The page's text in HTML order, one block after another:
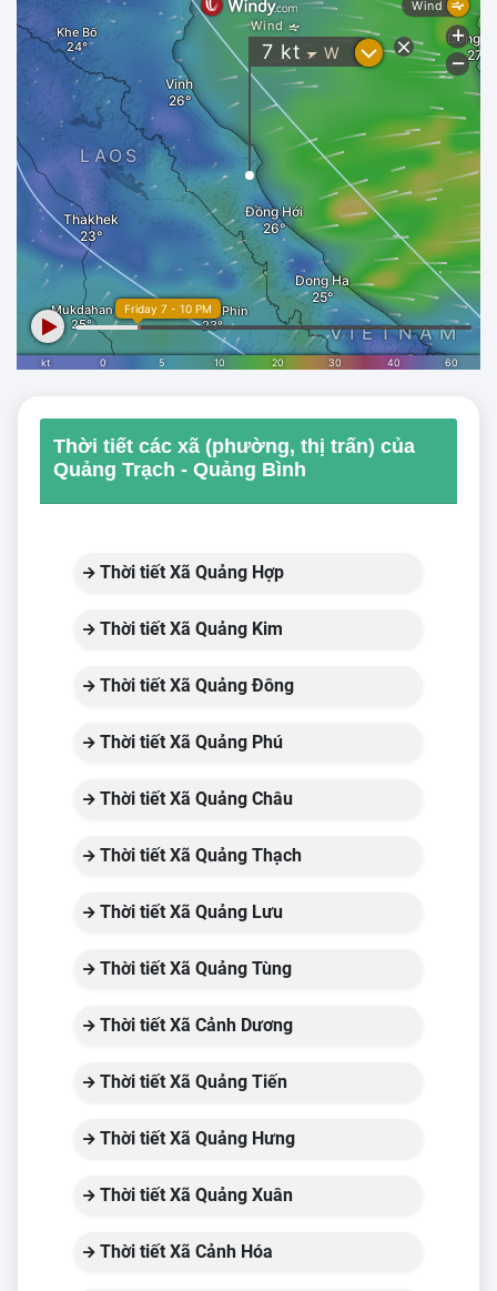
Thời tiết các xã (phường, thị trấn) của
Quảng Trạch - Quảng Bình
Thời tiết Xã Quảng Hợp
Thời tiết Xã Quảng Kim
Thời tiết Xã Quảng Đông
Thời tiết Xã Quảng Phú
Thời tiết Xã Quảng Châu
Thời tiết Xã Quảng Thạch
Thời tiết Xã Quảng Lưu
Thời tiết Xã Quảng Tùng
Thời tiết Xã Cảnh Dương
Thời tiết Xã Quảng Tiến
Thời tiết Xã Quảng Hưng
Thời tiết Xã Quảng Xuân
Thời tiết Xã Cảnh Hóa